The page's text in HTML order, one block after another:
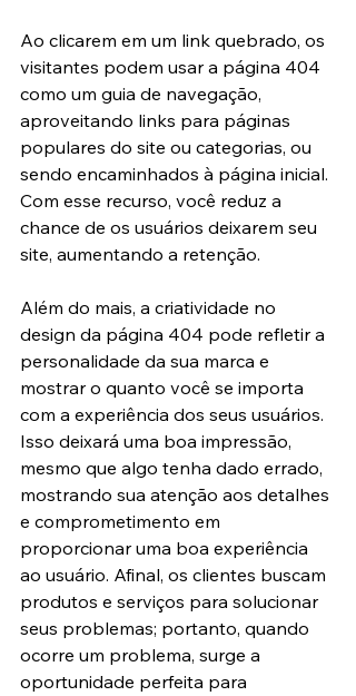
Ao clicarem em um link quebrado, os
visitantes podem usar a página 404
como um guia de navegação,
aproveitando links para páginas
populares do site ou categorias, ou
sendo encaminhados à página inicial.
Com esse recurso, você reduz a
chance de os usuários deixarem seu
site, aumentando a retenção.
Além do mais, a criatividade no
design da página 404 pode refletir a
personalidade da sua marca e
mostrar o quanto você se importa
com a experiência dos seus usuários.
Isso deixará uma boa impressão,
mesmo que algo tenha dado errado,
mostrando sua atenção aos detalhes
e comprometimento em
proporcionar uma boa experiência
ao usuário. Afinal, os clientes buscam
produtos e serviços para solucionar
seus problemas; portanto, quando
ocorre um problema, surge a
oportunidade perfeita para